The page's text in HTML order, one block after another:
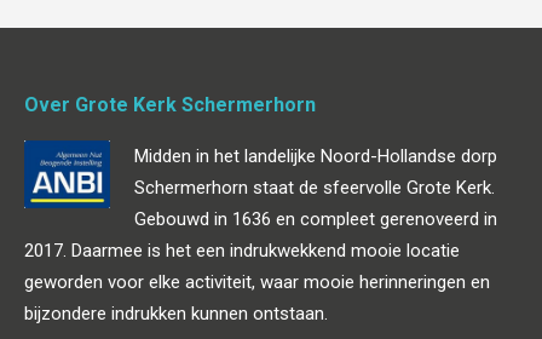
Over Grote Kerk Schermerhorn
Midden in het landelijke Noord-Hollandse dorp
Schermerhorn staat de sfeervolle Grote Kerk.
Gebouwd in 1636 en compleet gerenoveerd in
2017. Daarmee is het een indrukwekkend mooie locatie
geworden voor elke activiteit, waar mooie herinneringen en
bijzondere indrukken kunnen ontstaan.